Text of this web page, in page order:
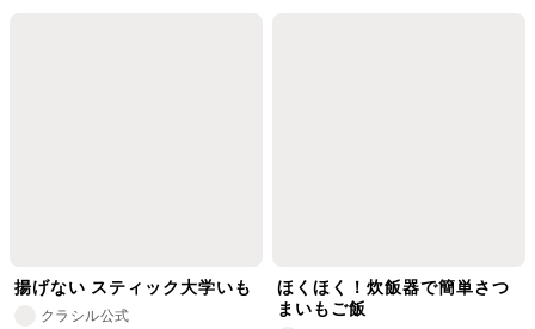
揚げない スティック大学いも
クラシル公式
ほくほく！炊飯器で簡単さつ
まいもご飯